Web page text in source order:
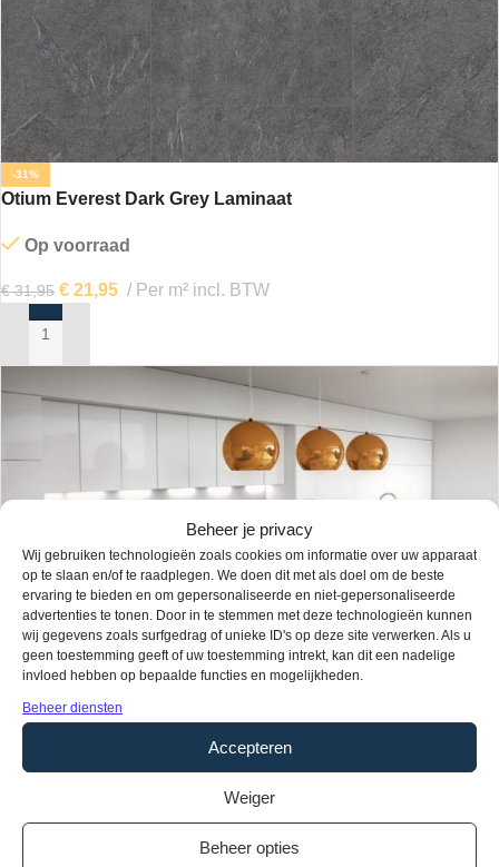
Beheer je privacy
Wij gebruiken technologieën zoals cookies om informatie over uw apparaat
op te slaan en/of te raadplegen. We doen dit met als doel om de beste
ervaring te bieden en om gepersonaliseerde en niet-gepersonaliseerde
advertenties te tonen. Door in te stemmen met deze technologieën kunnen
wij gegevens zoals surfgedrag of unieke ID's op deze site verwerken. Als u
geen toestemming geeft of uw toestemming intrekt, kan dit een nadelige
invloed hebben op bepaalde functies en mogelijkheden.
Beheer diensten
Accepteren
Weiger
Beheer opties
-31%
Otium Everest Dark Grey Laminaat
Op voorraad
€31,95 € 21,95 Per m² incl. BTW
IN MIJN WINKELWAGEN